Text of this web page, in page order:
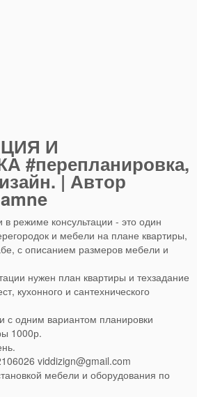
И
#перепланировка,
| Автор
в режиме консультации - это один
и мебели на плане квартиры,
с описанием размеров мебели и
нужен план квартиры и техзадание
кухонного и сантехнического
с одним вариантом планировки
1000р.
viddizign@gmail.com
мебели и оборудования по